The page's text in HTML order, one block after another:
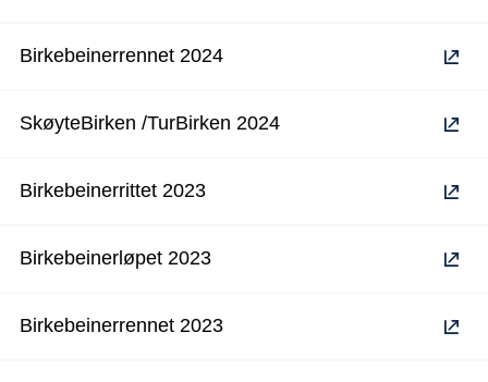
Birkebeinerrennet 2024
SkøyteBirken /TurBirken 2024
Birkebeinerrittet 2023
Birkebeinerløpet 2023
Birkebeinerrennet 2023